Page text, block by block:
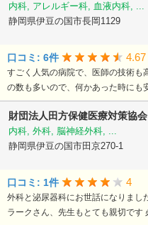
内科, アレルギー科, 血液内科, ...
静岡県伊豆の国市長岡1129
口コミ: 6件 4.67
すごく人気の病院で、医師の技術も
の数も多いので、何かあった時にも
財団法人田方保健医療対策協会
内科, 外科, 脳神経外科, ...
静岡県伊豆の国市田京270-1
口コミ: 1件 4
外科と泌尿器科にお世話になりまし
ラークさん、先生もとても親切です